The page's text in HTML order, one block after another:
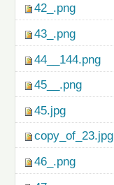
42_.png
43_.png
44__144.png
45__.png
45.jpg
copy_of_23.jpg
46_.png